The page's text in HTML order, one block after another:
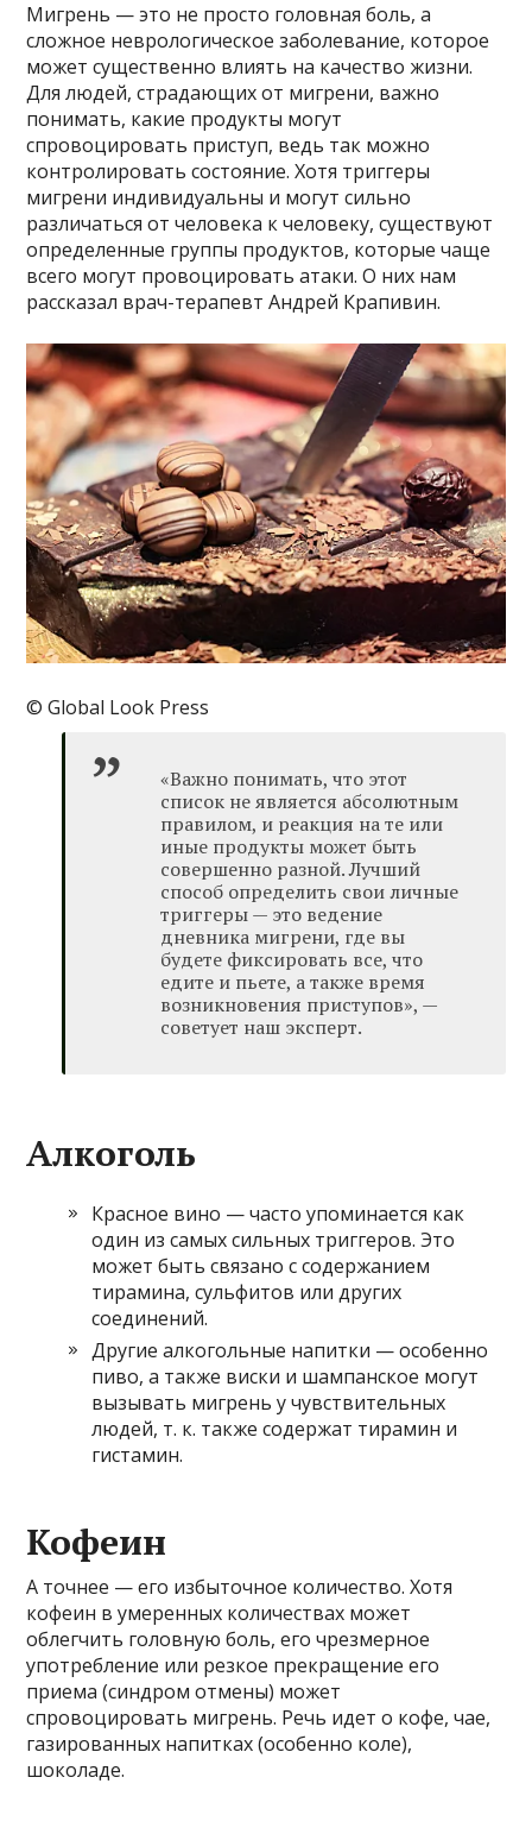
Мигрень — это не просто головная боль, а
сложное неврологическое заболевание, которое
может существенно влиять на качество жизни.
Для людей, страдающих от мигрени, важно
понимать, какие продукты могут
спровоцировать приступ, ведь так можно
контролировать состояние. Хотя триггеры
мигрени индивидуальны и могут сильно
различаться от человека к человеку, существуют
определенные группы продуктов, которые чаще
всего могут провоцировать атаки. О них нам
рассказал врач-терапевт Андрей Крапивин.
© Global Look Press
«Важно понимать, что этот
список не является абсолютным
правилом, и реакция на те или
иные продукты может быть
совершенно разной. Лучший
способ определить свои личные
триггеры — это ведение
дневника мигрени, где вы
будете фиксировать все, что
едите и пьете, а также время
возникновения приступов», —
советует наш эксперт.
Алкоголь
Красное вино — часто упоминается как
один из самых сильных триггеров. Это
может быть связано с содержанием
тирамина, сульфитов или других
соединений.
Другие алкогольные напитки — особенно
пиво, а также виски и шампанское могут
вызывать мигрень у чувствительных
людей, т. к. также содержат тирамин и
гистамин.
Кофеин
А точнее — его избыточное количество. Хотя
кофеин в умеренных количествах может
облегчить головную боль, его чрезмерное
употребление или резкое прекращение его
приема (синдром отмены) может
спровоцировать мигрень. Речь идет о кофе, чае,
газированных напитках (особенно коле),
шоколаде.